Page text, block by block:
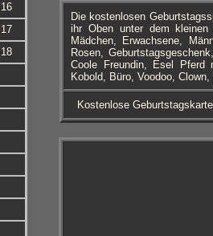
Die kostenlosen
ihr Oben unter dem
Mädchen, Erwachsene,
Rosen,
Coole Freundin, Esel Pferd
Kobold, Büro, Voodoo,
Kostenlose